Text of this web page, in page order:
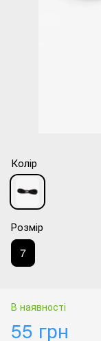
Колір
Розмір
7
В наявності
55 грн